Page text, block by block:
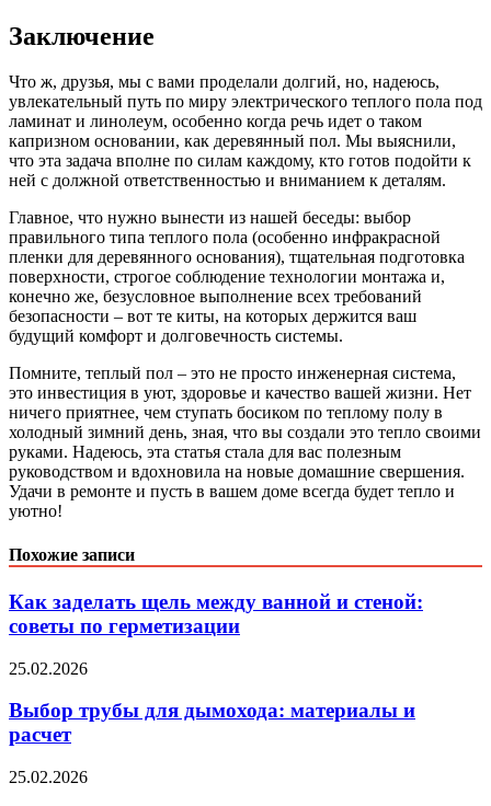
Заключение
Что ж, друзья, мы с вами проделали долгий, но, надеюсь,
увлекательный путь по миру электрического теплого пола под
ламинат и линолеум, особенно когда речь идет о таком
капризном основании, как деревянный пол. Мы выяснили,
что эта задача вполне по силам каждому, кто готов подойти к
ней с должной ответственностью и вниманием к деталям.
Главное, что нужно вынести из нашей беседы: выбор
правильного типа теплого пола (особенно инфракрасной
пленки для деревянного основания), тщательная подготовка
поверхности, строгое соблюдение технологии монтажа и,
конечно же, безусловное выполнение всех требований
безопасности – вот те киты, на которых держится ваш
будущий комфорт и долговечность системы.
Помните, теплый пол – это не просто инженерная система,
это инвестиция в уют, здоровье и качество вашей жизни. Нет
ничего приятнее, чем ступать босиком по теплому полу в
холодный зимний день, зная, что вы создали это тепло своими
руками. Надеюсь, эта статья стала для вас полезным
руководством и вдохновила на новые домашние свершения.
Удачи в ремонте и пусть в вашем доме всегда будет тепло и
уютно!
Похожие записи
Как заделать щель между ванной и стеной:
советы по герметизации
25.02.2026
Выбор трубы для дымохода: материалы и
расчет
25.02.2026